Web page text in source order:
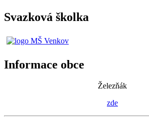
Svazková školka
Informace obce
Železňák
zde